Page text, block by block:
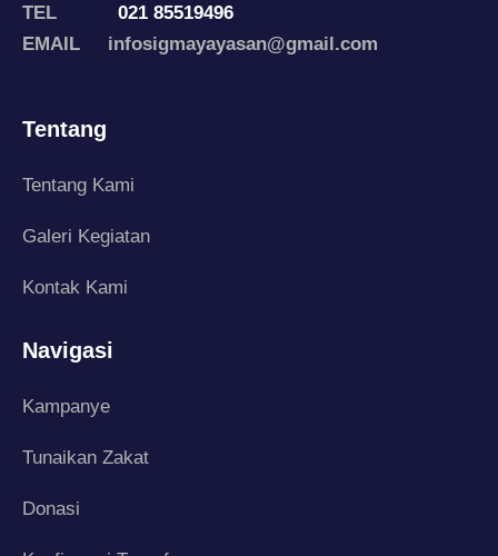
TEL
021 85519496
EMAIL infosigmayayasan@gmail.com
Tentang
Tentang Kami
Galeri Kegiatan
Kontak Kami
Navigasi
Kampanye
Tunaikan Zakat
Donasi